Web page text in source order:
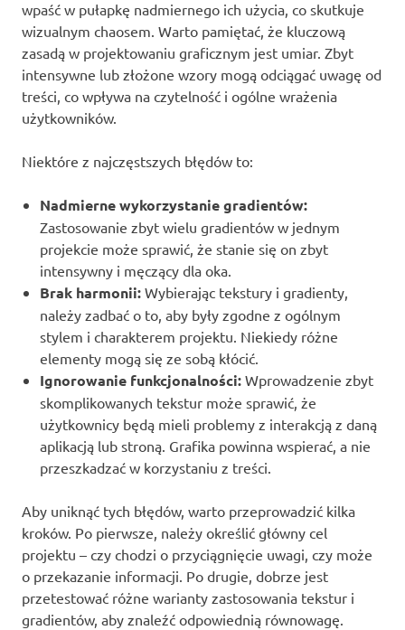
wpaść w pułapkę nadmiernego ich użycia, co skutkuje
wizualnym chaosem. Warto pamiętać, że kluczową
zasadą w projektowaniu graficznym jest umiar. Zbyt
intensywne lub złożone wzory mogą odciągać uwagę od
treści, co wpływa na czytelność i ogólne wrażenia
użytkowników.
Niektóre z najczęstszych błędów to:
Nadmierne wykorzystanie gradientów:
Zastosowanie zbyt wielu gradientów w jednym
projekcie może sprawić, że stanie się on zbyt
intensywny i męczący dla oka.
Brak harmonii: Wybierając tekstury i gradienty,
należy zadbać o to, aby były zgodne z ogólnym
stylem i charakterem projektu. Niekiedy różne
elementy mogą się ze sobą kłócić.
Ignorowanie funkcjonalności: Wprowadzenie zbyt
skomplikowanych tekstur może sprawić, że
użytkownicy będą mieli problemy z interakcją z daną
aplikacją lub stroną. Grafika powinna wspierać, a nie
przeszkadzać w korzystaniu z treści.
Aby uniknąć tych błędów, warto przeprowadzić kilka
kroków. Po pierwsze, należy określić główny cel
projektu – czy chodzi o przyciągnięcie uwagi, czy może
o przekazanie informacji. Po drugie, dobrze jest
przetestować różne warianty zastosowania tekstur i
gradientów, aby znaleźć odpowiednią równowagę.